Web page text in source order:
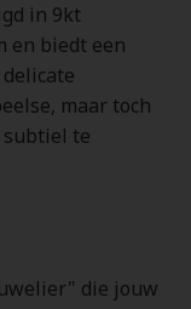
in 9kt
en biedt een
maar toch
subtiel te
die jouw